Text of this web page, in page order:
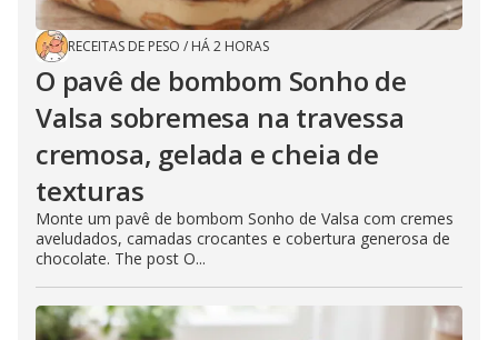
RECEITAS DE PESO / HÁ 2 HORAS
O pavê de bombom Sonho de
Valsa sobremesa na travessa
cremosa, gelada e cheia de
texturas
Monte um pavê de bombom Sonho de Valsa com cremes
aveludados, camadas crocantes e cobertura generosa de
chocolate. The post O...